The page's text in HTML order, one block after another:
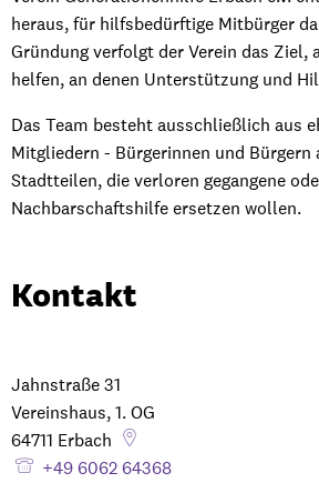
heraus, für hilfsbedürftige Mitbürger
Gründung verfolgt der Verein das Ziel,
helfen, an denen Unterstützung und
Das Team besteht ausschließlich aus
Mitgliedern - Bürgerinnen und Bürgern
Stadtteilen, die verloren gegangene
Nachbarschaftshilfe ersetzen wollen.
Kontakt
Jahnstraße 31
Vereinshaus, 1. OG
64711 Erbach
+49 6062 64368